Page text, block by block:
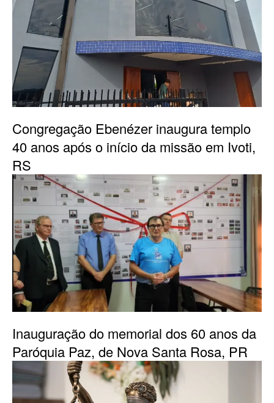
Congregação Ebenézer inaugura templo
40 anos após o início da missão em Ivoti,
RS
Inauguração do memorial dos 60 anos da
Paróquia Paz, de Nova Santa Rosa, PR